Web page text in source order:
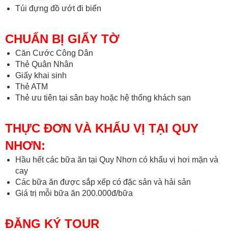
Túi đựng đồ ướt đi biển
CHUẨN BỊ GIẤY TỜ
Căn Cước Công Dân
Thẻ Quân Nhân
Giấy khai sinh
Thẻ ATM
Thẻ ưu tiên tại sân bay hoặc hệ thống khách sạn
THỰC ĐƠN VÀ KHẨU VỊ TẠI QUY
NHƠN:
Hầu hết các bữa ăn tại Quy Nhơn có khẩu vị hơi mặn và
cay
Các bữa ăn được sắp xếp có đặc sản và hải sản
Giá trị mỗi bữa ăn 200.000đ/bữa
ĐĂNG KÝ TOUR